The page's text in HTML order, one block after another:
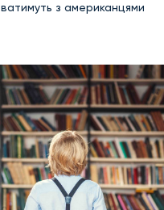
з американцями